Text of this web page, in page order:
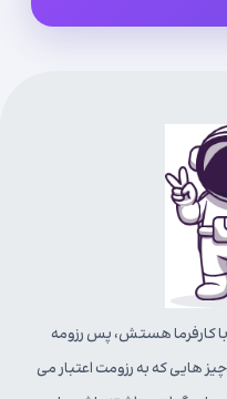
با کارفرما هستش، پس رزومه
هایی که به رزومت اعتبار می